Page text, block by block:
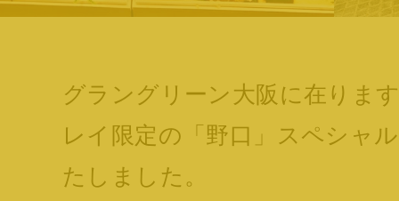
グラングリーン大阪に在りま
レイ限定の「野口」スペシャ
たしました。